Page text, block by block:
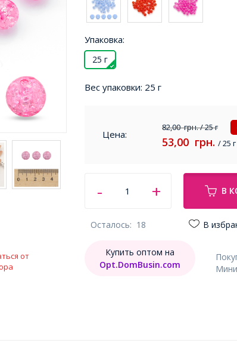
от
Упаковка:
25 г
Вес упаковки: 25 г
Цена:
82,00грн./ 25 г
53,00 грн. / 25 г
В
Осталось: 18 В
Купить оптом на
Opt.DomBusin.com